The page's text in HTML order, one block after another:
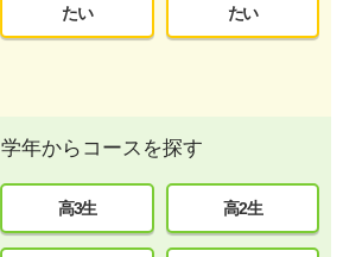
たい
たい
学年からコースを探す
高3生 高2生